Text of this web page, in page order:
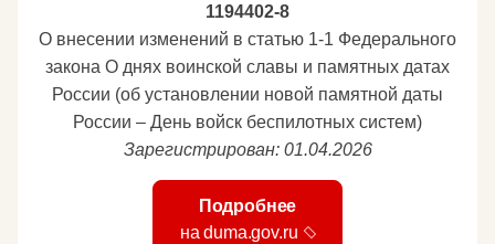
1194402-8
О внесении изменений в статью 1-1 Федерального
закона О днях воинской славы и памятных датах
России (об установлении новой памятной даты
России – День войск беспилотных систем)
Зарегистрирован: 01.04.2026
Подробнее
на duma.gov.ru